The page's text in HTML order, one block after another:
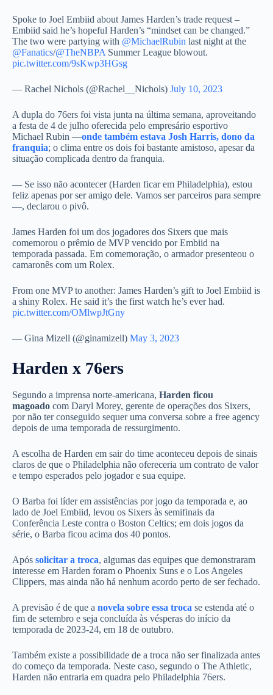
Spoke to Joel Embiid about James Harden’s trade request –
Embiid said he’s hopeful Harden’s “mindset can be changed.”
The two were partying with @MichaelRubin last night at the
@Fanatics/@TheNBPA Summer League blowout.
pic.twitter.com/9sKwp3HGsg
— Rachel Nichols (@Rachel__Nichols) July 10, 2023
A dupla do 76ers foi vista junta na última semana, aproveitando
a festa de 4 de julho oferecida pelo empresário esportivo
Michael Rubin —onde também estava Josh Harris, dono da
franquia; o clima entre os dois foi bastante amistoso, apesar da
situação complicada dentro da franquia.
— Se isso não acontecer (Harden ficar em Philadelphia), estou
feliz apenas por ser amigo dele. Vamos ser parceiros para sempre
—, declarou o pivô.
James Harden foi um dos jogadores dos Sixers que mais
comemorou o prêmio de MVP vencido por Embiid na
temporada passada. Em comemoração, o armador presenteou o
camaronês com um Rolex.
From one MVP to another: James Harden’s gift to Joel Embiid is
a shiny Rolex. He said it’s the first watch he’s ever had.
pic.twitter.com/OMlwpJtGny
— Gina Mizell (@ginamizell) May 3, 2023
Harden x 76ers
Segundo a imprensa norte-americana, Harden ficou
magoado com Daryl Morey, gerente de operações dos Sixers,
por não ter conseguido sequer uma conversa sobre a free agency
depois de uma temporada de ressurgimento.
A escolha de Harden em sair do time aconteceu depois de sinais
claros de que o Philadelphia não ofereceria um contrato de valor
e tempo esperados pelo jogador e sua equipe.
O Barba foi líder em assistências por jogo da temporada e, ao
lado de Joel Embiid, levou os Sixers às semifinais da
Conferência Leste contra o Boston Celtics; em dois jogos da
série, o Barba ficou acima dos 40 pontos.
Após solicitar a troca, algumas das equipes que demonstraram
interesse em Harden foram o Phoenix Suns e o Los Angeles
Clippers, mas ainda não há nenhum acordo perto de ser fechado.
A previsão é de que a novela sobre essa troca se estenda até o
fim de setembro e seja concluída às vésperas do início da
temporada de 2023-24, em 18 de outubro.
Também existe a possibilidade de a troca não ser finalizada antes
do começo da temporada. Neste caso, segundo o The Athletic,
Harden não entraria em quadra pelo Philadelphia 76ers.